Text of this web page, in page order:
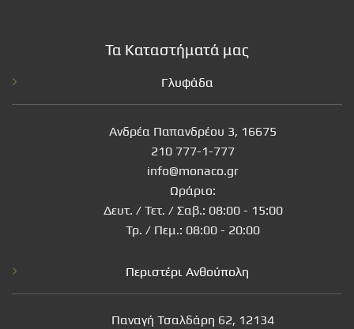
Τα Καταστήματά μας
Γλυφάδα
Ανδρέα Παπανδρέου 3, 16675
210 777-1-777
info@monaco.gr
Ωράριο:
Δευτ. / Τετ. / Σαβ.: 08:00 - 15:00
Τρ. / Πεμ.: 08:00 - 20:00
Περιστέρι Ανθούπολη
Παναγή Τσαλδάρη 62, 12134